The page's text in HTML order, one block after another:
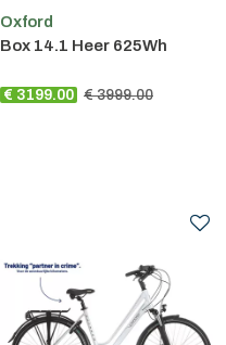
Oxford
Box 14.1 Heer 625Wh
€ 3199.00 € 3999.00